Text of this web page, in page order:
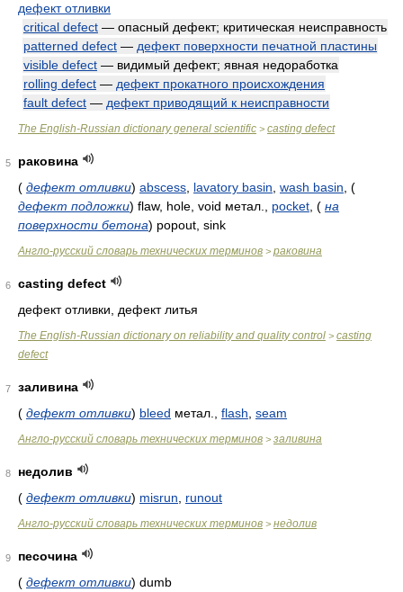
дефект отливки
critical defect — опасный дефект; критическая неисправность
patterned defect — дефект поверхности печатной пластины
visible defect — видимый дефект; явная недоработка
rolling defect — дефект прокатного происхождения
fault defect — дефект приводящий к неисправности
The English-Russian dictionary general scientific > casting defect
5
раковина
( дефект отливки) abscess lavatory basin wash basin (
дефект подложки) flaw, hole, void метал., pocket ( на
поверхности бетона) popout, sink
Англо-русский словарь технических терминов > раковина
6
casting defect
дефект отливки, дефект литья
The English-Russian dictionary on reliability and quality control > casting
defect
7
заливина
( дефект отливки) bleed метал., flash seam
Англо-русский словарь технических терминов > заливина
8
недолив
( дефект отливки) misrun runout
Англо-русский словарь технических терминов > недолив
9
песочина
( дефект отливки) dumb